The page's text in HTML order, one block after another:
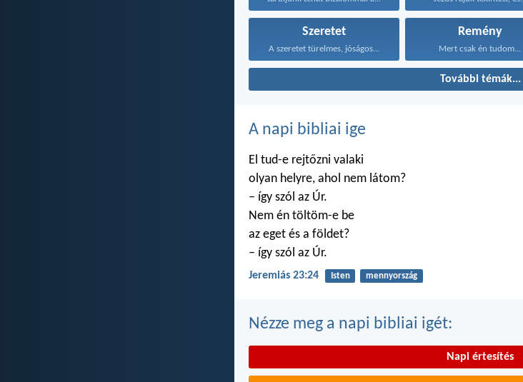
Szeretet
A szeretet türelmes, jóságos...
Remény
Mert csak én tudom...
További témák...
A napi bibliai ige
El tud-e rejtőzni valaki
olyan helyre, ahol nem látom?
– így szól az Úr.
Nem én töltöm-e be
az eget és a földet?
– így szól az Úr.
Jeremiás 23:24 Isten mennyország
Nézze meg a napi bibliai igét:
Napi értesítés